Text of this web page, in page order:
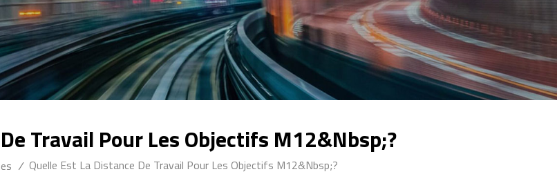
Travail Pour Les Objectifs M12&nbsp;?
/ Quelle Est La Distance De Travail Pour Les Objectifs M12&nbsp;?